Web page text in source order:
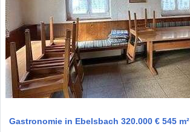
Gastronomie in Ebelsbach 320.000 € 545 m²